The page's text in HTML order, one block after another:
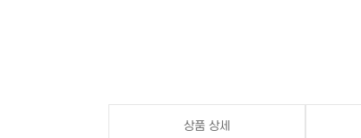
상품 상세